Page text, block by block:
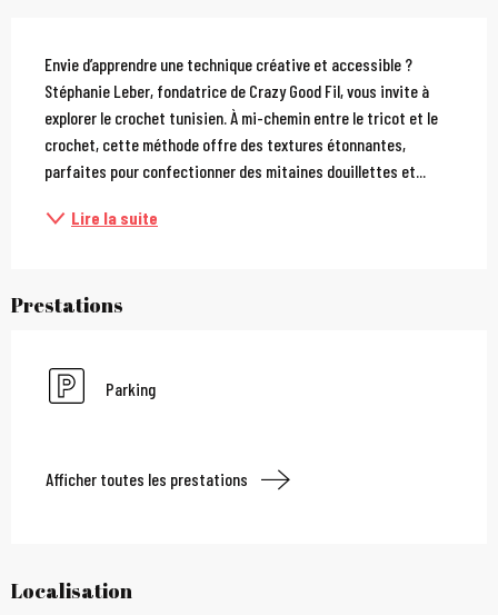
Description
Envie d’apprendre une technique créative et accessible ?
Stéphanie Leber, fondatrice de Crazy Good Fil, vous invite à
explorer le crochet tunisien. À mi-chemin entre le tricot et le
crochet, cette méthode offre des textures étonnantes,
parfaites pour confectionner des mitaines douillettes et...
Lire la suite
Prestations
Parking
Afficher toutes les prestations
Localisation